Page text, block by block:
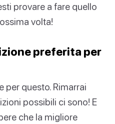
provare a fare quello
volta!
preferita per
per questo. Rimarrai
possibili ci sono! E
che la migliore